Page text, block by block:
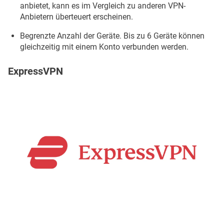
anbietet, kann es im Vergleich zu anderen VPN-
Anbietern überteuert erscheinen.
Begrenzte Anzahl der Geräte. Bis zu 6 Geräte können
gleichzeitig mit einem Konto verbunden werden.
ExpressVPN